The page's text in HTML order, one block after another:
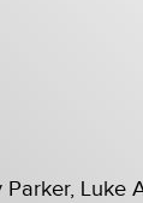
Luke